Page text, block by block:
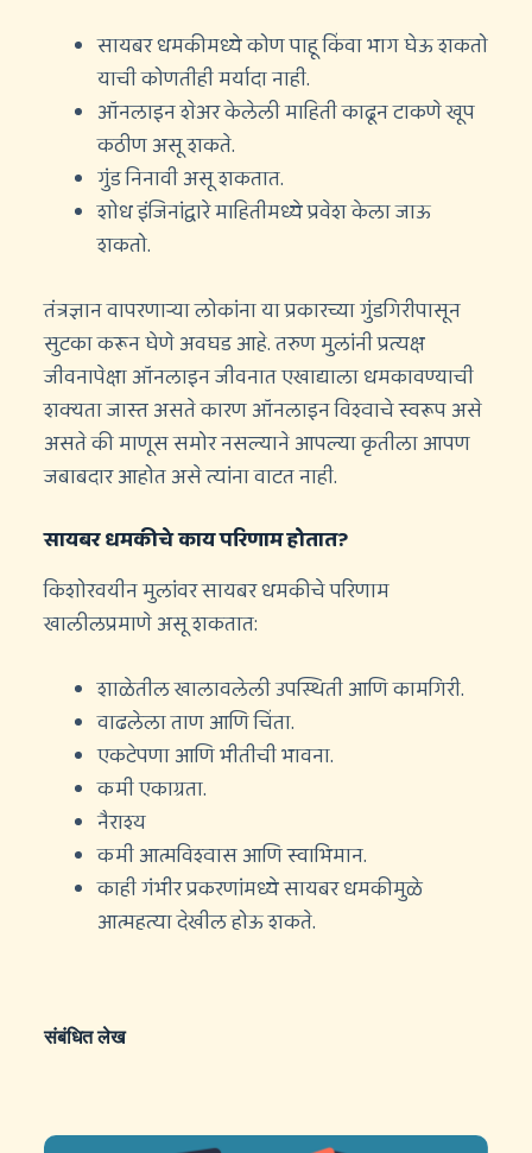
सायबर धमकीमध्ये कोण पाहू किंवा भाग घेऊ शकतो
याची कोणतीही मर्यादा नाही.
ऑनलाइन शेअर केलेली माहिती काढून टाकणे खूप
कठीण असू शकते.
गुंड निनावी असू शकतात.
शोध इंजिनांद्वारे माहितीमध्ये प्रवेश केला जाऊ
शकतो.
तंत्रज्ञान वापरणार्‍या लोकांना या प्रकारच्या गुंडगिरीपासून
सुटका करून घेणे अवघड आहे. तरुण मुलांनी प्रत्यक्ष
जीवनापेक्षा ऑनलाइन जीवनात एखाद्याला धमकावण्याची
शक्यता जास्त असते कारण ऑनलाइन विश्वाचे स्वरूप असे
असते की माणूस समोर नसल्याने आपल्या कृतीला आपण
जबाबदार आहोत असे त्यांना वाटत नाही.
सायबर धमकीचे काय परिणाम होतात?
किशोरवयीन मुलांवर सायबर धमकीचे परिणाम
खालीलप्रमाणे असू शकतात:
शाळेतील खालावलेली उपस्थिती आणि कामगिरी.
वाढलेला ताण आणि चिंता.
एकटेपणा आणि भीतीची भावना.
कमी एकाग्रता.
नैराश्य
कमी आत्मविश्वास आणि स्वाभिमान.
काही गंभीर प्रकरणांमध्ये सायबर धमकीमुळे
आत्महत्या देखील होऊ शकते.
संबंधित लेख